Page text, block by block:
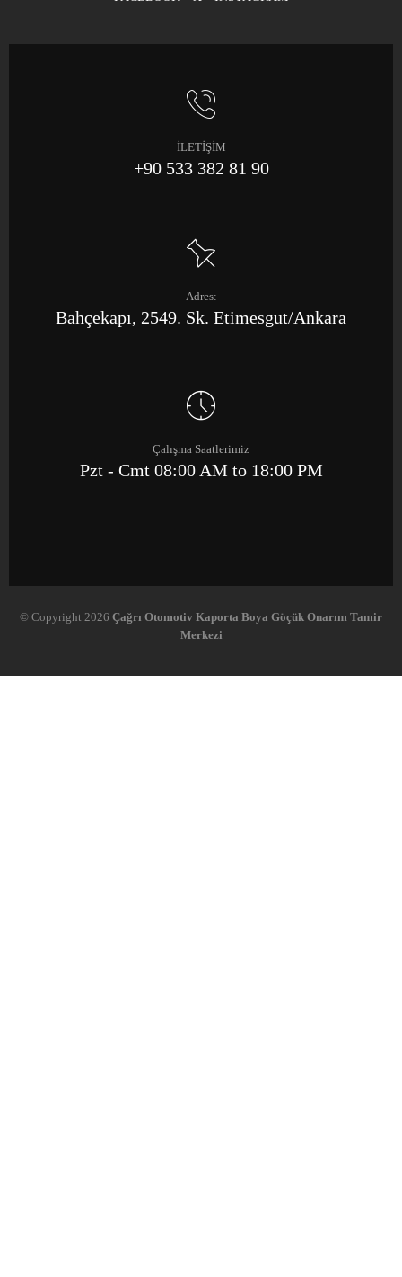
İLETİŞİM
+90 533 382 81 90
Adres:
Bahçekapı, 2549. Sk. Etimesgut/Ankara
Çalışma Saatlerimiz
Pzt - Cmt 08:00 AM to 18:00 PM
© Copyright 2026 Çağrı Otomotiv Kaporta Boya Göçük Onarım Tamir
Merkezi